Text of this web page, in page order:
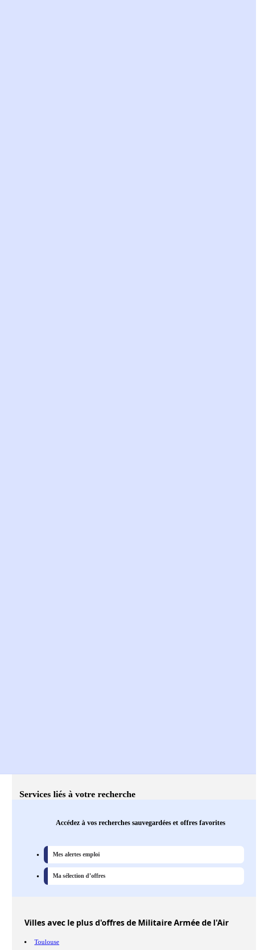
Services liés à votre recherche
Accédez à vos recherches sauvegardées et offres favorites
Mes alertes emploi
Ma sélection d’offres
Villesavec le plus d'offres de Militaire Armée de l'Air
Toulouse